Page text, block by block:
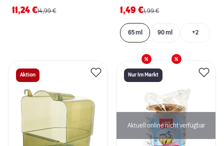
11,24 €14,99€ 1,49 €1,99€
65 ml 90 ml +2
Aktion Nur Im Markt
Aktuell online nicht verfügbar